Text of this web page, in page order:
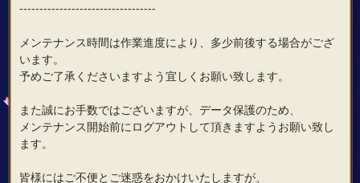
----------------------------------
メンテナンス時間は作業進度により、多少前後する場合がござ
います。
予めご了承くださいますよう宜しくお願い致します。
また誠にお手数ではございますが、データ保護のため、
メンテナンス開始前にログアウトして頂きますようお願い致し
ます。
皆様にはご不便とご迷惑をおかけいたしますが、